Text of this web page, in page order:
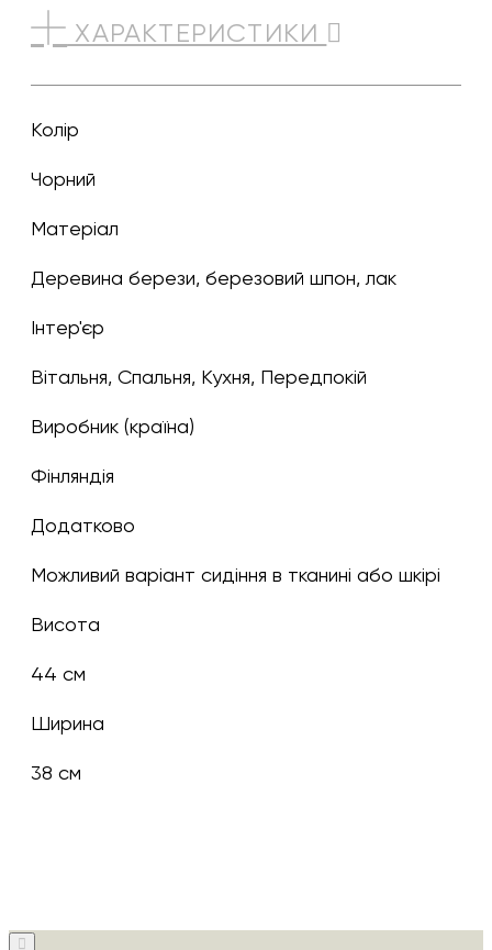
ХАРАКТЕРИСТИКИ
Колір
чорний
Матеріал
Деревина берези, березовий шпон, лак
Інтер'єр
Вітальня, Спальня, Кухня, Передпокій
Виробник (країна)
Фінляндія
Додатково
Можливий варіант сидіння в тканині або шкірі
Висота
44 см
Ширина
38 см